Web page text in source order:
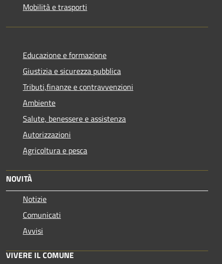
Mobilità e trasporti
Educazione e formazione
Giustizia e sicurezza pubblica
Tributi,finanze e contravvenzioni
Ambiente
Salute, benessere e assistenza
Autorizzazioni
Agricoltura e pesca
NOVITÀ
Notizie
Comunicati
Avvisi
VIVERE IL COMUNE